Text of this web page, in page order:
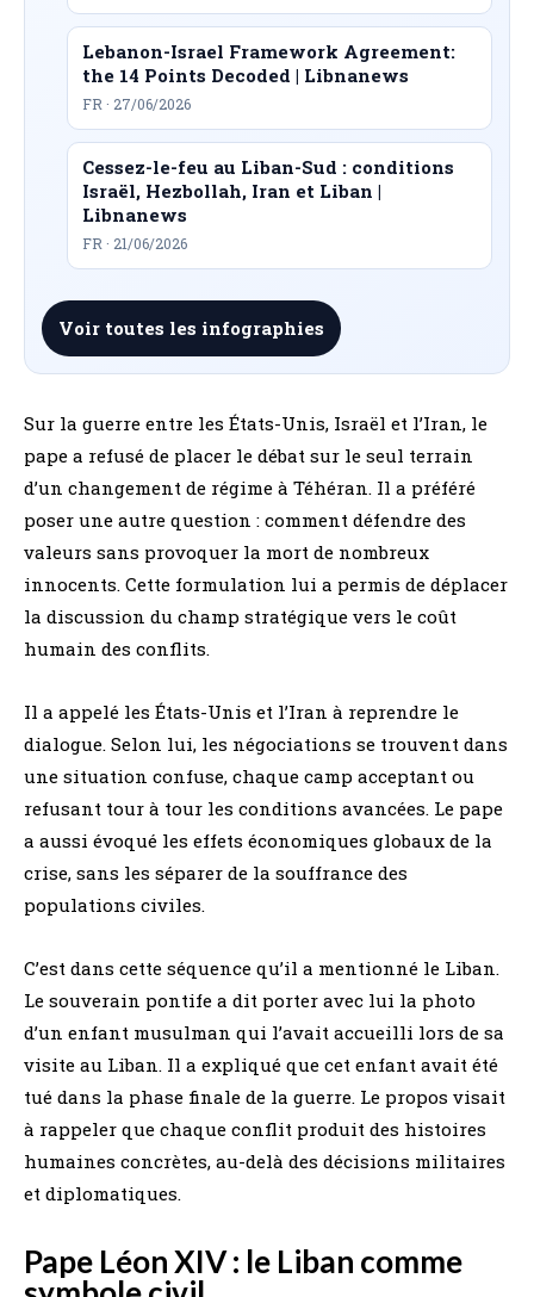
Lebanon-Israel Framework Agreement:
the 14 Points Decoded | Libnanews
FR · 27/06/2026
Cessez-le-feu au Liban-Sud : conditions
Israël, Hezbollah, Iran et Liban |
Libnanews
FR · 21/06/2026
Voir toutes les infographies
Sur la guerre entre les États-Unis, Israël et l’Iran, le
pape a refusé de placer le débat sur le seul terrain
d’un changement de régime à Téhéran. Il a préféré
poser une autre question : comment défendre des
valeurs sans provoquer la mort de nombreux
innocents. Cette formulation lui a permis de déplacer
la discussion du champ stratégique vers le coût
humain des conflits.
Il a appelé les États-Unis et l’Iran à reprendre le
dialogue. Selon lui, les négociations se trouvent dans
une situation confuse, chaque camp acceptant ou
refusant tour à tour les conditions avancées. Le pape
a aussi évoqué les effets économiques globaux de la
crise, sans les séparer de la souffrance des
populations civiles.
C’est dans cette séquence qu’il a mentionné le Liban.
Le souverain pontife a dit porter avec lui la photo
d’un enfant musulman qui l’avait accueilli lors de sa
visite au Liban. Il a expliqué que cet enfant avait été
tué dans la phase finale de la guerre. Le propos visait
à rappeler que chaque conflit produit des histoires
humaines concrètes, au-delà des décisions militaires
et diplomatiques.
Pape Léon XIV : le Liban comme